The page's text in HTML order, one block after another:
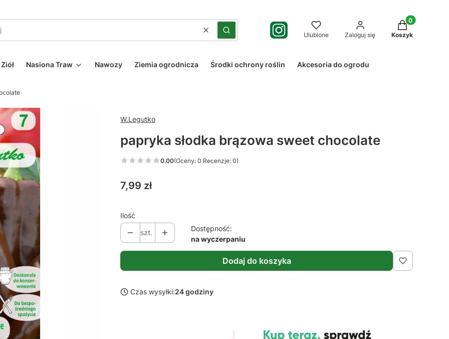
WyczyśćSzukaj Ulubione Zaloguj się
Produkty w
Koszyk
Nasiona Traw Nawozy Ziemia ogrodnicza Środki ochrony roślin Akcesoria do ogrodu
W.Legutko
papryka słodka brązowa sweet chocolate
0.00(Oceny: 0 Recenzje: 0)
Cena
7,99 zł
Ilość
szt.
Dostępność:
na wyczerpaniu
Dodaj do koszyka
Czas wysyłki:24 godziny